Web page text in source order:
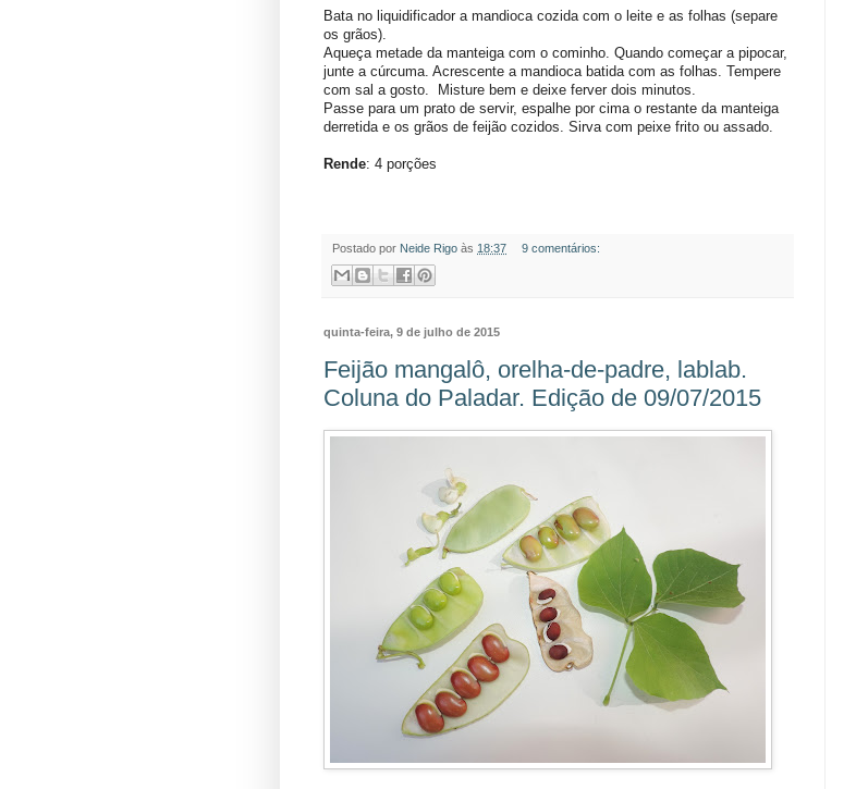
Bata no liquidificador a mandioca cozida com o leite e as folhas (separe
os grãos).
Aqueça metade da manteiga com o cominho. Quando começar a pipocar,
junte a cúrcuma. Acrescente a mandioca batida com as folhas. Tempere
com sal a gosto. Misture bem e deixe ferver dois minutos.
Passe para um prato de servir, espalhe por cima o restante da manteiga
derretida e os grãos de feijão cozidos. Sirva com peixe frito ou assado.
Rende: 4 porções
Postado por Neide Rigo às 18:37 9 comentários:
quinta-feira, 9 de julho de 2015
Feijão mangalô, orelha-de-padre, lablab.
Coluna do Paladar. Edição de 09/07/2015